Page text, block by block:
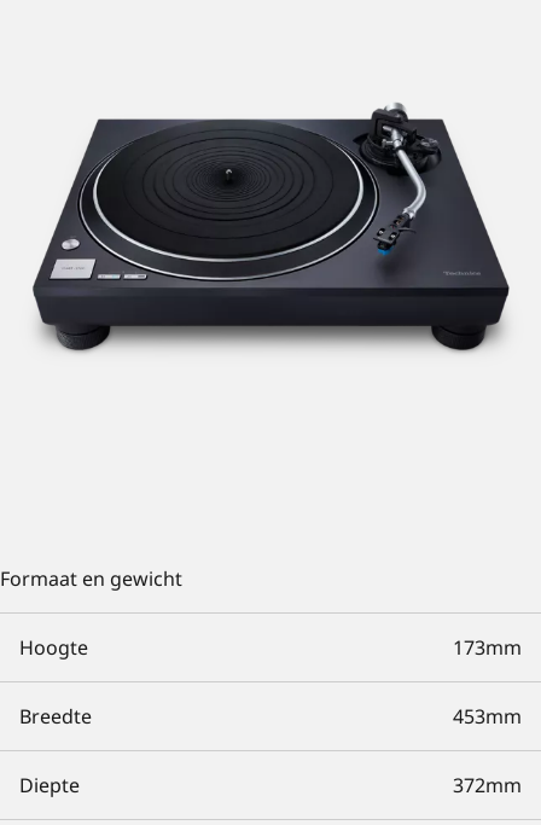
Formaat en gewicht
Hoogte 173mm
Breedte 453mm
Diepte 372mm